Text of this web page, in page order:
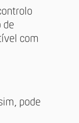
de
com
pode